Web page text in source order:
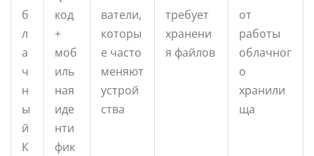
б
л
а
ч
н
ы
й
К
код
+
моб
иль
ная
иде
нти
фик
ватели,
которы
е часто
меняют
устрой
ства
требует
хранени
я файлов
от
работы
облачног
о
хранили
ща